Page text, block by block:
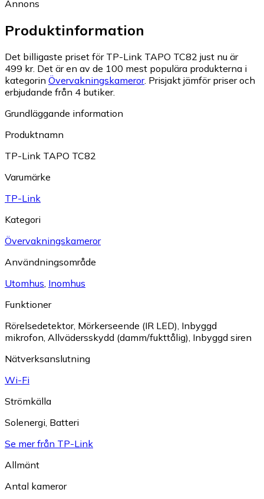
Annons
Produktinformation
Det billigaste priset för TP-Link TAPO TC82 just nu är
499 kr. Det är en av de 100 mest populära produkterna i
kategorin Övervakningskameror. Prisjakt jämför priser och
erbjudande från 4 butiker.
Grundläggande information
Produktnamn
TP-Link TAPO TC82
Varumärke
TP-Link
Kategori
Övervakningskameror
Användningsområde
Utomhus Inomhus
Funktioner
Rörelsedetektor, Mörkerseende (IR LED) Inbyggd
mikrofon Allvädersskydd (damm/fukttålig) Inbyggd siren
Nätverksanslutning
Wi-Fi
Strömkälla
Solenergi Batteri
Se mer från TP-Link
Allmänt
Antal kameror